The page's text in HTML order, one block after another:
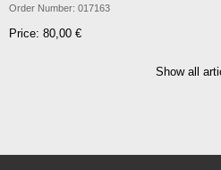
Order Number: 017163
Price: 80,00 €
Show all